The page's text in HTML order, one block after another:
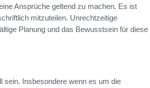
Ansprüche geltend zu machen. Es ist
mitzuteilen. Unrechtzeitige
Planung und das Bewusstsein für diese
Insbesondere wenn es um die